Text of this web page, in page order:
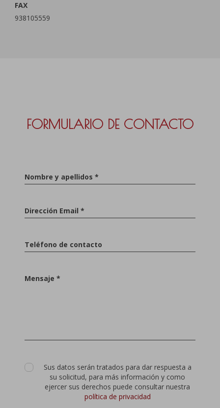
FAX
938105559
FORMULARIO DE CONTACTO
Nombre y apellidos *
Dirección Email *
Teléfono de contacto
Mensaje *
Sus datos serán tratados para dar respuesta a
su solicitud, para más información y como
ejercer sus derechos puede consultar nuestra
política de privacidad